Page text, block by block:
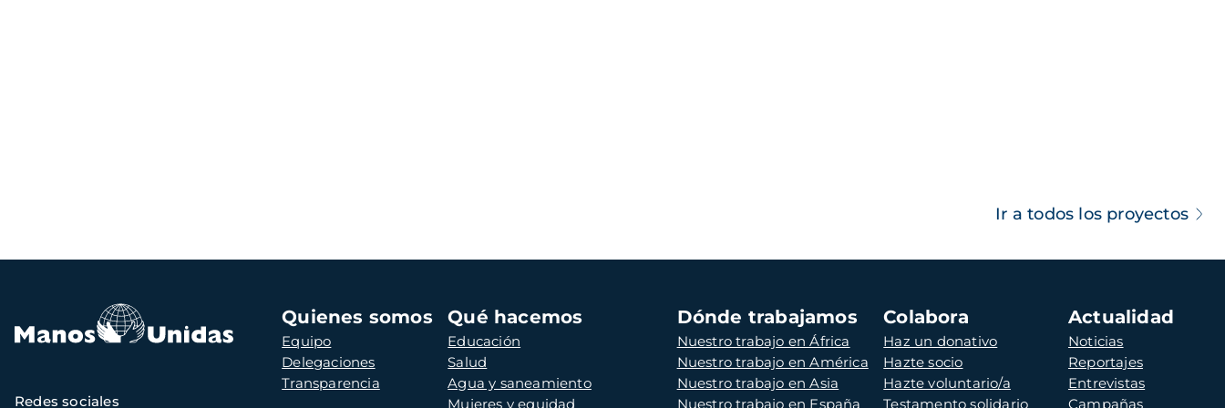
Ir a todos los proyectos
Navegación
principal
Quienes somos
Equipo
Delegaciones
Transparencia
Qué hacemos
Educación
Salud
Agua y saneamiento
Mujeres y equidad
Dónde trabajamos
Nuestro trabajo en África
Nuestro trabajo en América
Nuestro trabajo en Asia
Nuestro trabajo en España
Colabora
Haz un donativo
Hazte socio
Hazte voluntario/a
Testamento solidario
Actualidad
Noticias
Reportajes
Entrevistas
Campañas
Redes sociales